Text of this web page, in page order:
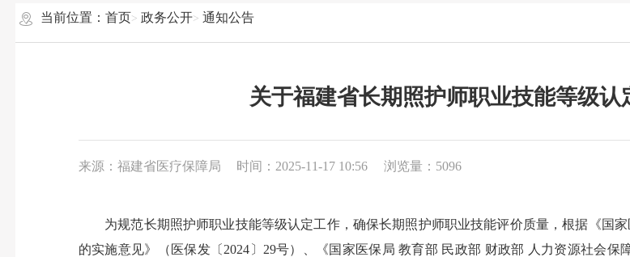
当前位置： 首页 政务公开 通知公告
关于福建省长期照护师职业技能等级
来源：福建省医疗保障局 时间：2025-11-17 10:56 浏览量：5096
为规范长期照护师职业技能等级认定工作，确保长期照护师职业技能评价质量，根据《国
的实施意见》（医保发〔2024〕29号）、《国家医保局 教育部 民政部 财政部 人力资源社会